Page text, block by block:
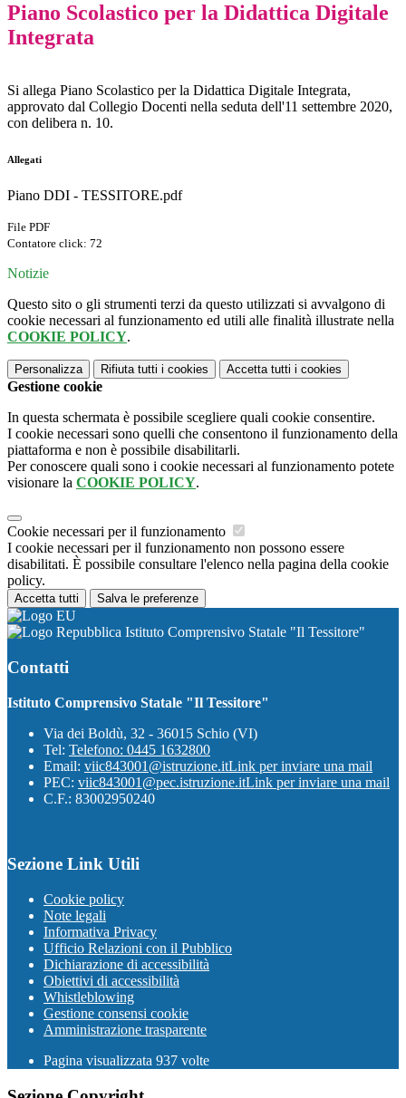
Piano Scolastico per la Didattica Digitale
Integrata
Si allega Piano Scolastico per la Didattica Digitale Integrata,
approvato dal Collegio Docenti nella seduta dell'11 settembre 2020,
con delibera n. 10.
Allegati
Piano DDI - TESSITORE.pdf
File PDF
Contatore click: 72
Notizie
Questo sito o gli strumenti terzi da questo utilizzati si avvalgono di
cookie necessari al funzionamento ed utili alle finalità illustrate nella
COOKIE POLICY.
Personalizza Rifiuta tutti i cookies Accetta tutti i cookies
Gestione cookie
In questa schermata è possibile scegliere quali cookie consentire.
I cookie necessari sono quelli che consentono il funzionamento della
piattaforma e non è possibile disabilitarli.
Per conoscere quali sono i cookie necessari al funzionamento potete
visionare la COOKIE POLICY.
Cookie necessari per il funzionamento
I cookie necessari per il funzionamento non possono essere
disabilitati. È possibile consultare l'elenco nella pagina della cookie
policy.
Accetta tutti Salva le preferenze
Istituto Comprensivo Statale "Il Tessitore"
Contatti
Istituto Comprensivo Statale "Il Tessitore"
Via dei Boldù, 32 - 36015 Schio (VI)
Tel: Telefono: 0445 1632800
Email: viic843001@istruzione.itLink per inviare una mail
PEC: viic843001@pec.istruzione.itLink per inviare una mail
C.F.: 83002950240
Sezione Link Utili
Cookie policy
Note legali
Informativa Privacy
Ufficio Relazioni con il Pubblico
Dichiarazione di accessibilità
Obiettivi di accessibilità
Whistleblowing
Gestione consensi cookie
Amministrazione trasparente
Pagina visualizzata 937 volte